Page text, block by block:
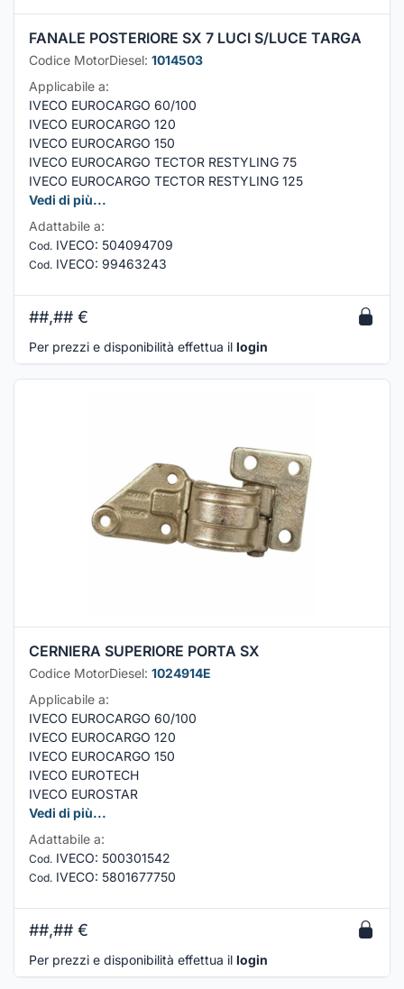
FANALE POSTERIORE SX 7 LUCI S/LUCE TARGA
Codice MotorDiesel: 1014503
Applicabile a:
IVECO EUROCARGO 60/100
IVECO EUROCARGO 120
IVECO EUROCARGO 150
IVECO EUROCARGO TECTOR RESTYLING 75
IVECO EUROCARGO TECTOR RESTYLING 125
Vedi di più...
Adattabile a:
Cod. IVECO: 504094709
Cod. IVECO: 99463243
##,## €
Per prezzi e disponibilità effettua il login
CERNIERA SUPERIORE PORTA SX
Codice MotorDiesel: 1024914E
Applicabile a:
IVECO EUROCARGO 60/100
IVECO EUROCARGO 120
IVECO EUROCARGO 150
IVECO EUROTECH
IVECO EUROSTAR
Vedi di più...
Adattabile a:
Cod. IVECO: 500301542
Cod. IVECO: 5801677750
##,## €
Per prezzi e disponibilità effettua il login